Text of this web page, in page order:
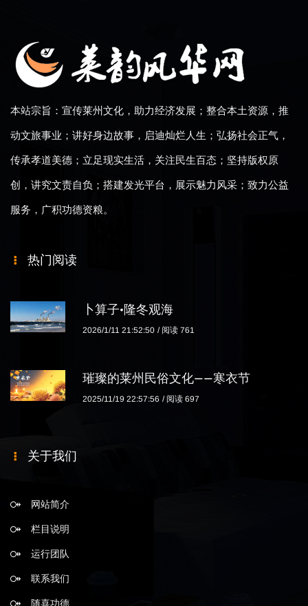
本站宗旨：宣传莱州文化，助力经济发展；整合本土资源，推
动文旅事业；讲好身边故事，启迪灿烂人生；弘扬社会正气，
传承孝道美德；立足现实生活，关注民生百态；坚持版权原
创，讲究文责自负；搭建发光平台，展示魅力风采；致力公益
服务，广积功德资粮。
热门阅读
卜算子·隆冬观海
2026/1/11 21:52:50 阅读 761
璀璨的莱州民俗文化——寒衣节
2025/11/19 22:57:56 阅读 697
关于我们
网站简介
栏目说明
运行团队
联系我们
随喜功德